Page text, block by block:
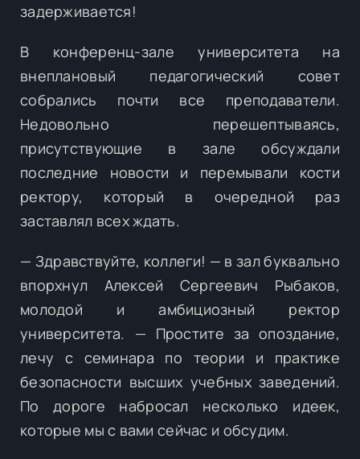
задерживается!
В конференц-зале университета на
внеплановый педагогический совет
собрались почти все преподаватели.
Недовольно перешептываясь,
присутствующие в зале обсуждали
последние новости и перемывали кости
ректору, который в очередной раз
заставлял всех ждать.
— Здравствуйте, коллеги! — в зал буквально
впорхнул Алексей Сергеевич Рыбаков,
молодой и амбициозный ректор
университета. — Простите за опоздание,
лечу с семинара по теории и практике
безопасности высших учебных заведений.
По дороге набросал несколько идеек,
которые мы с вами сейчас и обсудим.